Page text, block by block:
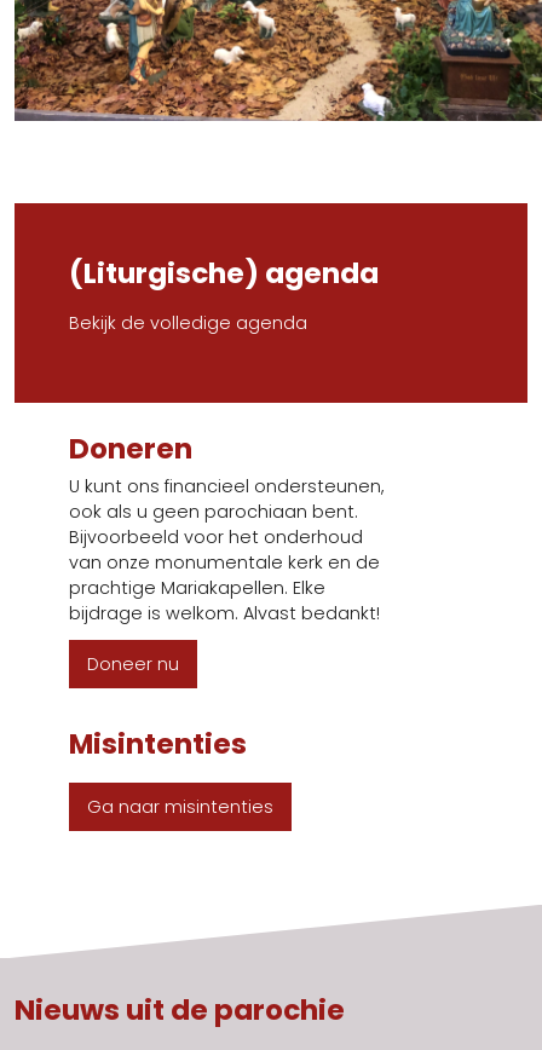
(Liturgische) agenda
Bekijk de volledige agenda
Doneren
U kunt ons financieel ondersteunen,
ook als u geen parochiaan bent.
Bijvoorbeeld voor het onderhoud
van onze monumentale kerk en de
prachtige Mariakapellen. Elke
bijdrage is welkom. Alvast bedankt!
Doneer nu
Misintenties
Ga naar misintenties
Nieuws uit de parochie